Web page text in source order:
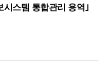
스템 통합관리 용역｣